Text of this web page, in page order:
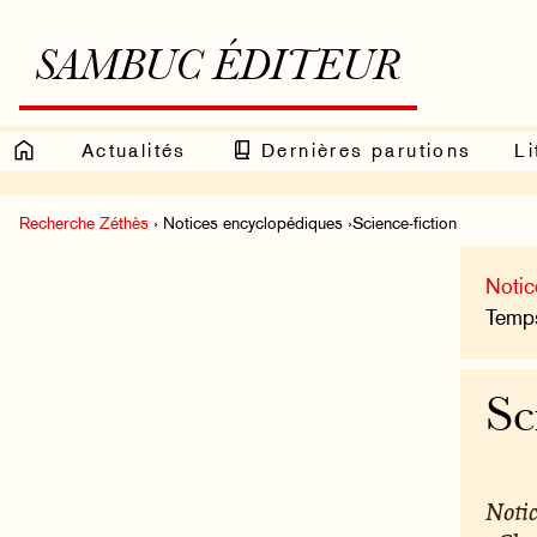
SAMBUC ÉDITEUR
Actualités Dernières parutions
Recherche Zéthès › Notices encyclopédiques ›Science-fiction